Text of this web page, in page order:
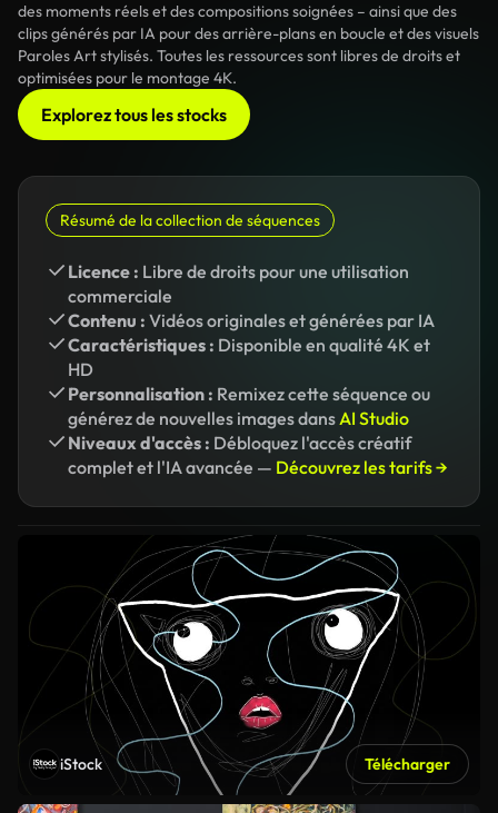
des moments réels et des compositions soignées – ainsi que des
clips générés par IA pour des arrière-plans en boucle et des visuels
Paroles Art stylisés. Toutes les ressources sont libres de droits et
optimisées pour le montage 4K.
Explorez tous les stocks
Résumé de la collection de séquences
Licence : Libre de droits pour une utilisation
commerciale
Contenu : Vidéos originales et générées par IA
Caractéristiques : Disponible en qualité 4K et
HD
Personnalisation : Remixez cette séquence ou
générez de nouvelles images dansAI Studio
Niveaux d'accès : Débloquez l'accès créatif
complet et l'IA avancée — Découvrez les tarifs →
iStock Télécharger